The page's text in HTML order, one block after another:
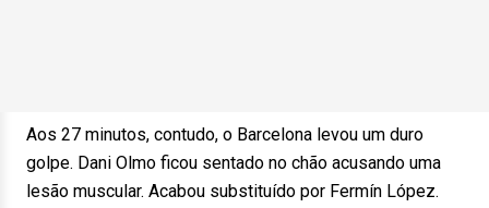
Aos 27 minutos, contudo, o Barcelona levou um duro
golpe. Dani Olmo ficou sentado no chão acusando uma
lesão muscular. Acabou substituído por Fermín López.